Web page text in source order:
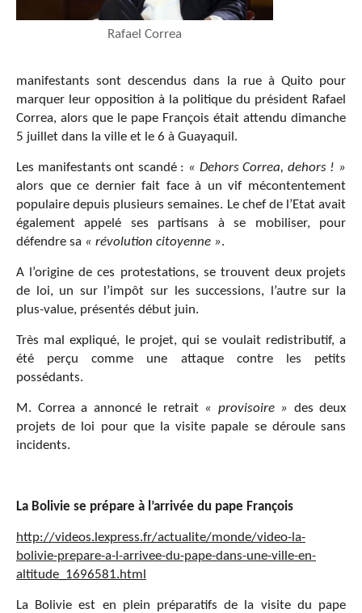
Rafael Correa
manifestants sont descendus dans la rue à Quito pour
marquer leur opposition à la politique du président Rafael
Correa, alors que le pape François était attendu dimanche
5 juillet dans la ville et le 6 à Guayaquil.
Les manifestants ont scandé : « Dehors Correa, dehors ! »
alors que ce dernier fait face à un vif mécontentement
populaire depuis plusieurs semaines. Le chef de l’Etat avait
également appelé ses partisans à se mobiliser, pour
défendre sa « révolution citoyenne ».
A l’origine de ces protestations, se trouvent deux projets
de loi, un sur l’impôt sur les successions, l’autre sur la
plus-value, présentés début juin.
Très mal expliqué, le projet, qui se voulait redistributif, a
été perçu comme une attaque contre les petits
possédants.
M. Correa a annoncé le retrait « provisoire» des deux
projets de loi pour que la visite papale se déroule sans
incidents.
La Bolivie se prépare à ’arrivée du pape François
http://videos.lexpress.fr/actualite/monde/video-la-
bolivie-prepare-a-l-arrivee-du-pape-dans-une-ville-en-
altitude_1696581.html
La Bolivie est en plein préparatifs de la visite du pape